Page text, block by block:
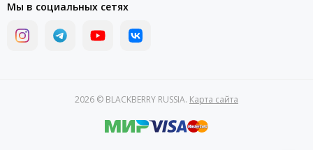
Мы в социальных сетях
2026 © BLACKBERRY RUSSIA. Карта сайта